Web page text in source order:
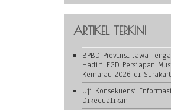
ARTIKEL TERKINI
BPBD Provinsi Jawa
Hadiri FGD Persiapan
Kemarau 2026 di
Uji Konsekuensi
Dikecualikan